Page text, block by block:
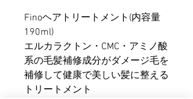
Finoヘアトリートメント(内容量
190ml)
エルカラクトン・CMC・アミノ酸
系の毛髪補修成分がダメージ毛を
補修して健康で美しい髪に整える
トリートメント